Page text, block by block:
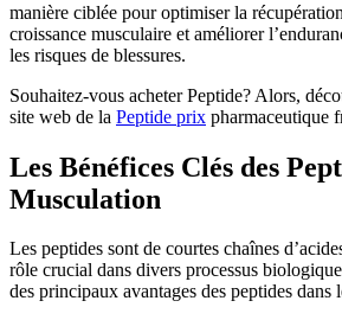
manière ciblée pour optimiser la
croissance musculaire et améliorer
les risques de blessures.
Souhaitez-vous acheter Peptide? Alors,
site web de la Peptide prix pharmaceutique
Les Bénéfices Clés des
Musculation
Les peptides sont de courtes chaînes
rôle crucial dans divers processus
des principaux avantages des peptides dans